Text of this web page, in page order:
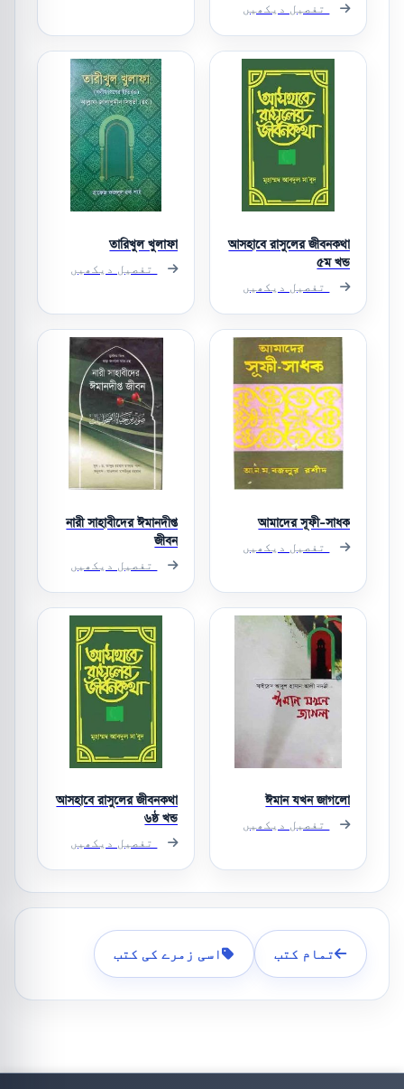
تفصیل دیکھیں
আসহাবে রাসুলের জীবনকথা
৫ম খন্ড
تفصیل دیکھیں
তারিখুল খুলাফা
تفصیل دیکھیں
আমাদের সূফী-সাধক
تفصیل دیکھیں
নারী সাহাবীদের ঈমানদীপ্ত
জীবন
تفصیل دیکھیں
ঈমান যখন জাগলো
تفصیل دیکھیں
আসহাবে রাসুলের জীবনকথা
৬ষ্ঠ খন্ড
تفصیل دیکھیں
تمام کتب اسی زمرے کی کتب